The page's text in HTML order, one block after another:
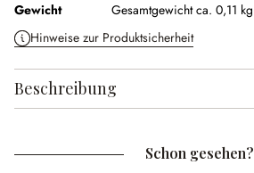
Gewicht
Gesamtgewicht ca. 0,11 kg
Hinweise zur Produktsicherheit
Beschreibung
Schon gesehen?